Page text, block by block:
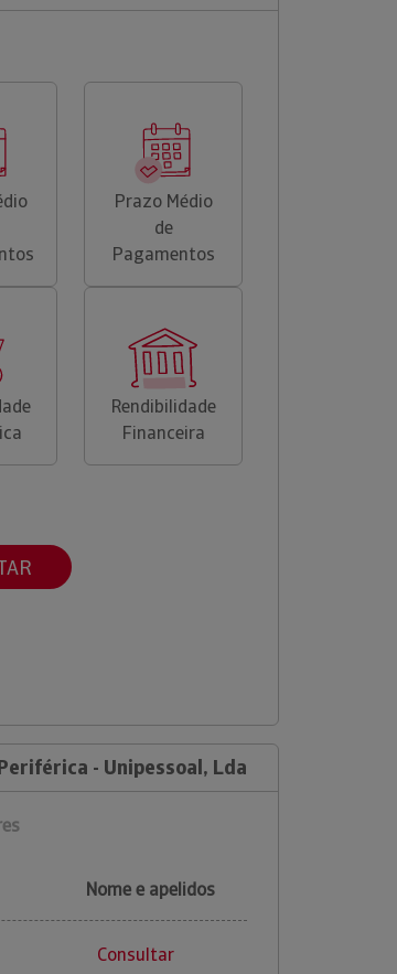
Prazo Médio
de
Pagamentos
Rendibilidade
Financeira
- Unipessoal, Lda
Nome e apelidos
Consultar